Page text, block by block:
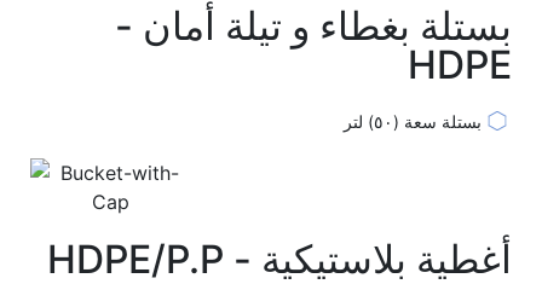
بستلة بغطاء و تيلة أمان -
HDPE
بستلة سعة (٥٠) لتر
أغطية بلاستيكية - HDPE/P.P